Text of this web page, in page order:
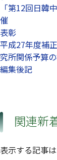
「第12回日韓
催
表彰
平成27年度補
究所関係予算
編集後記
関連新
表示する記事